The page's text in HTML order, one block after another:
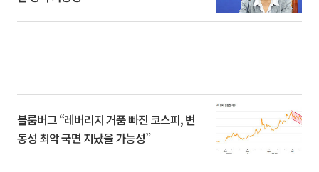
블룸버그 “레버리지 거품 빠진 코스피, 변
동성 최악 국면 지났을 가능성”